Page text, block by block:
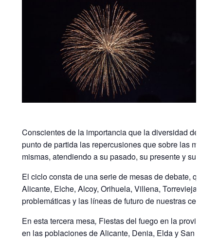
Conscientes de la importancia que la diversidad de
punto de partida las repercusiones que sobre las
mismas, atendiendo a su pasado, su presente y sus
El ciclo consta de una serie de mesas de debate, que
Alicante, Elche, Alcoy, Orihuela, Villena, Torrevieja,
problemáticas y las líneas de futuro de nuestras
En esta tercera mesa, Fiestas del fuego en la provincia
en las poblaciones de Alicante, Denia, Elda y San